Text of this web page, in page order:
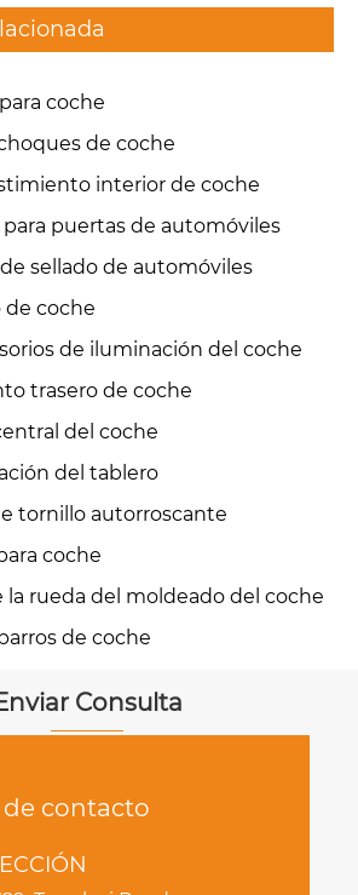
coche
de coche
interior de coche
puertas de automóviles
sellado de automóviles
de coche
de iluminación del coche
trasero de coche
del coche
del tablero
tornillo autorroscante
coche
la rueda del moldeado del coche
de coche
Consulta
de contacto